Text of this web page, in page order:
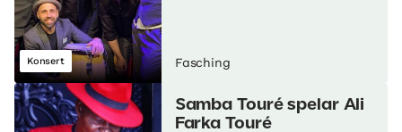
Konsert Fasching
Samba Touré spelar Ali
Farka Touré